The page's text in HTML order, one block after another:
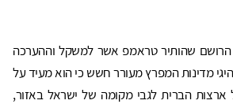
שהותיר טראמפ אשר למשקל וההערכה
מדינות המפרץ מעורר חשש כי הוא מעיד על
ארצות הברית לגבי מקומה של ישראל באזור,